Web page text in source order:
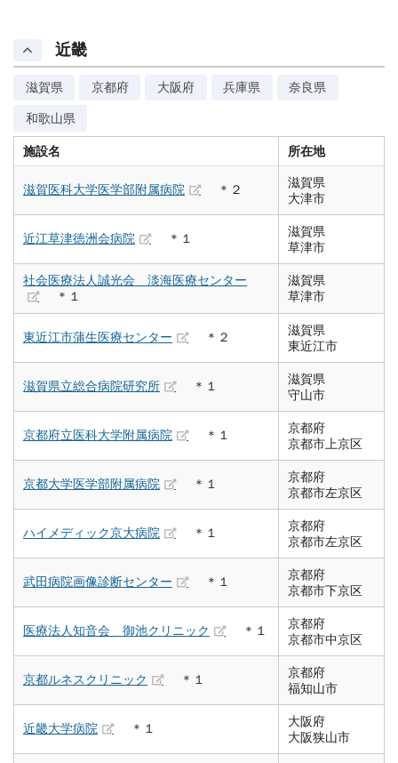
近畿
滋賀県 京都府 大阪府 兵庫県 奈良県
和歌山県
施設名 所在地
滋賀医科大学医学部附属病院 ＊２
滋賀県
大津市
近江草津徳洲会病院 ＊１
滋賀県
草津市
社会医療法人誠光会 淡海医療センター
＊１
滋賀県
草津市
東近江市蒲生医療センター ＊２
滋賀県
東近江市
滋賀県立総合病院研究所 ＊１
滋賀県
守山市
京都府立医科大学附属病院 ＊１
京都府
京都市上京区
京都大学医学部附属病院 ＊１
京都府
京都市左京区
ハイメディック京大病院 ＊１
京都府
京都市左京区
武田病院画像診断センター ＊１
京都府
京都市下京区
医療法人知音会 御池クリニック ＊１
京都府
京都市中京区
京都ルネスクリニック ＊１
京都府
福知山市
近畿大学病院 ＊１
大阪府
大阪狭山市